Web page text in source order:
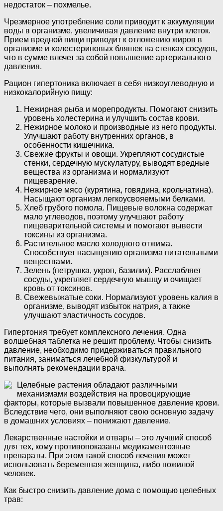
недостаток – похмелье.
Чрезмерное употребление соли приводит к аккумуляции
воды в организме, увеличивая давление внутри клеток.
Прием вредной пищи приводит к отложению жиров в
организме и холестериновых бляшек на стенках сосудов,
что в сумме влечет за собой повышение артериального
давления.
Рацион гипертоника включает в себя низкоуглеводную и
низкокалорийную пищу:
Нежирная рыба и морепродукты. Помогают снизить
уровень холестерина и улучшить состав крови.
Нежирное молоко и производные из него продукты.
Улучшают работу внутренних органов, в
особенности кишечника.
Свежие фрукты и овощи. Укрепляют сосудистые
стенки, сердечную мускулатуру, выводят вредные
вещества из организма и нормализуют
пищеварение.
Нежирное мясо (курятина, говядина, крольчатина).
Насыщают организм легкоусвояемыми белками.
Хлеб грубого помола. Пищевые волокна содержат
мало углеводов, поэтому улучшают работу
пищеварительной системы и помогают вывести
токсины из организма.
Растительное масло холодного отжима.
Способствует насыщению организма питательными
веществами.
Зелень (петрушка, укроп, базилик). Расслабляет
сосуды, укрепляет сердечную мышцу и очищает
кровь от токсинов.
Свежевыжатые соки. Нормализуют уровень калия в
организме, выводят избыток натрия, а также
улучшают эластичность сосудов.
Гипертония требует комплексного лечения. Одна
волшебная таблетка не решит проблему. Чтобы снизить
давление, необходимо придерживаться правильного
питания, заниматься лечебной физкультурой и
выполнять рекомендации врача.
Целебные растения обладают различными
механизмами воздействия на провоцирующие
факторы, которые вызвали повышенное давление крови.
Вследствие чего, они выполняют свою основную задачу
в домашних условиях – понижают давление.
Лекарственные настойки и отвары – это лучший способ
для тех, кому противопоказаны медикаментозные
препараты. При этом такой способ лечения может
использовать беременная женщина, либо пожилой
человек.
Как быстро снизить давление дома с помощью целебных
трав: